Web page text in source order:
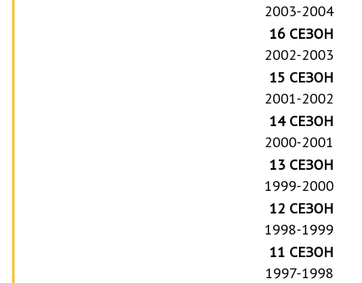
2003-2004
16 СЕЗОН
2002-2003
15 СЕЗОН
2001-2002
14 СЕЗОН
2000-2001
13 СЕЗОН
1999-2000
12 СЕЗОН
1998-1999
11 СЕЗОН
1997-1998